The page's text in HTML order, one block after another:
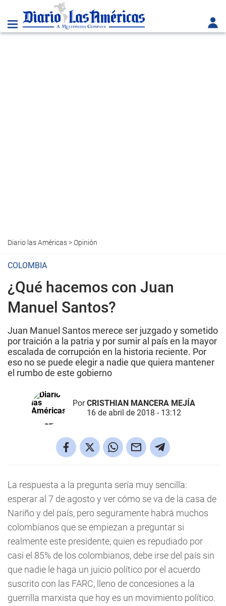
Diario las Américas>Opinión
COLOMBIA
¿Qué hacemos con Juan
Manuel Santos?
Juan Manuel Santos merece ser juzgado y sometido
por traición a la patria y por sumir al país en la mayor
escalada de corrupción en la historia reciente. Por
eso no se puede elegir a nadie que quiera mantener
el rumbo de este gobierno
PorCRISTHIAN MANCERA MEJÍA
16 de abril de 2018 - 13:12
La respuesta a la pregunta sería muy sencilla:
esperar al 7 de agosto y ver cómo se va de la casa de
Nariño y del país, pero seguramente habrá muchos
colombianos que se empiezan a preguntar si
realmente este presidente, quien es repudiado por
casi el 85% de los colombianos, debe irse del país sin
que nadie le haga un juicio político por el acuerdo
suscrito con las FARC, lleno de concesiones a la
guerrilla marxista que hoy es un movimiento político.